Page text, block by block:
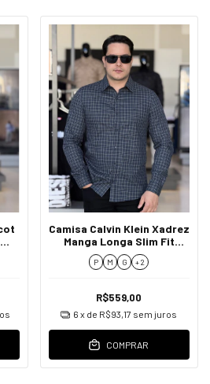
Camisa Calvin Klein Xadrez
Manga Longa Slim Fit
Masculino
P M G + 2
R$559,00
6 x de R$93,17 sem juros
COMPRAR